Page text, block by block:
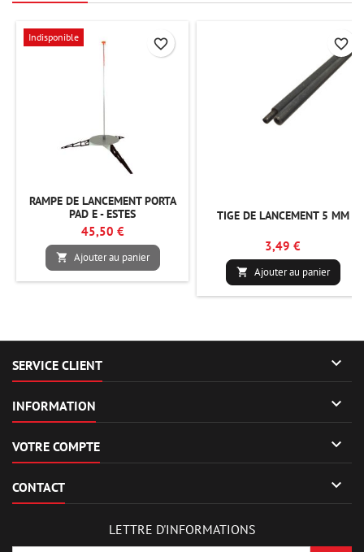
Indisponible
RAMPE DE LANCEMENT PORTA
PAD E - ESTES
45,50 €
 Ajouter au panier
favorite_border
TIGE DE LANCEMENT 5 MM
3,49 €
 Ajouter au panier
favorite_border
SERVICE CLIENT 
INFORMATION 
VOTRE COMPTE 
CONTACT 
LETTRE D'INFORMATIONS